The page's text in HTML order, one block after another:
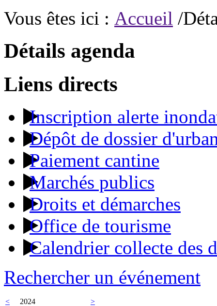
Vous êtes ici : Accueil /
Détails agenda
Liens directs
Inscription alerte
Dépôt de dossier
Paiement cantine
Marchés publics
Droits et démarches
Office de tourisme
Calendrier collecte des
Rechercher un événement
< 2024
>